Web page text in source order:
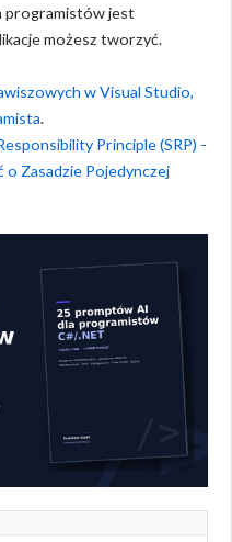
programistów jest
możesz tworzyć.
w Visual Studio,
.
Principle (SRP) -
Zasadzie Pojedynczej